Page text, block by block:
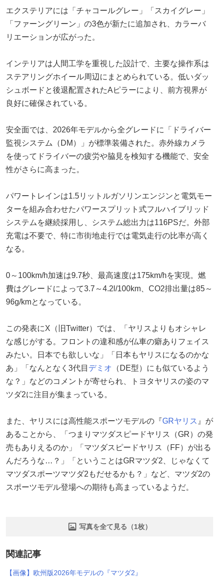
エクステリアには「チャコールグレー」「スカイグレー」
「ファーングリーン」の3色が新たに追加され、カラーバ
リエーションが広がった。
インテリアは人間工学を重視した設計で、主要な操作系は
ステアリングホイール周辺にまとめられている。低いダッ
シュボードと後退配置されたAピラーにより、前方視界が
良好に確保されている。
安全面では、2026年モデルから全グレードに「ドライバー
監視システム（DM）」が標準装備された。赤外線カメラ
を使ってドライバーの疲労や脇見を検知する機能で、安全
性がさらに高まった。
パワートレインは1.5リットルガソリンエンジンと電気モー
ターを組み合わせたパワースプリット式フルハイブリッド
システムを継続採用し、システム総出力は116PSだ。外部
充電は不要で、特に市街地走行では電気走行の比率が高く
なる。
0～100km/h加速は9.7秒、最高速度は175km/hを実現。燃
費はグレードによって3.7～4.2l/100km、CO2排出量は85～
96g/kmとなっている。
この発表にX（旧Twitter）では、「ヤリスよりもオシャレ
な感じがする。フロントの違和感が仏車の癖ありフェイス
みたい。日本でも欲しいな」「日本もヤリスになるのかな
あ」「なんとなく3代目 デミオ
（DE型）にも似ているよう
な？」などのコメントが寄せられ、トヨタヤリスの姿のマ
ツダ2に注目が集まっている。
また、ヤリスには高性能スポーツモデルの『GRヤリス 』が
あることから、「つまりマツダスピードヤリス（GR）の発
売もありえるのか」「マツダスピードヤリス（FF）が出る
んだろうな…？」「ということはGRマツダ2、じゃなくて
マツダスポーツマツダ2もだせるかも？」など、マツダ2の
スポーツモデル登場への期待も高まっているようだ。
写真を全て見る（1枚）
関連記事
【画像】欧州版2026年モデルの『マツダ2』